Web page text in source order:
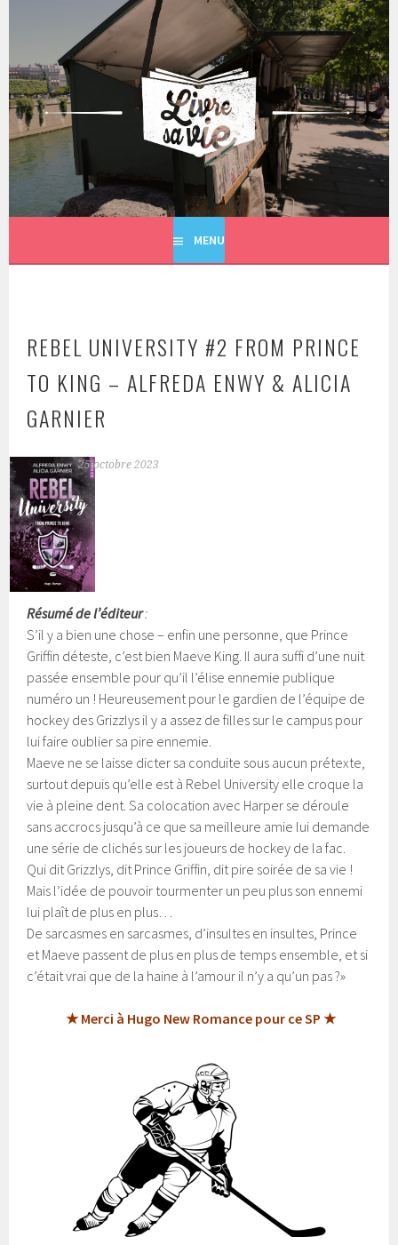
principal
LIVRE SA VIE
MENU
REBEL UNIVERSITY #2 FROM PRINCE
TO KING – ALFREDA ENWY & ALICIA
GARNIER
25 octobre 2023
Résumé de l’éditeur:
S’il y a bien une chose – enfin une personne, que Prince
Griffin déteste, c’est bien Maeve King. Il aura suffi d’une nuit
passée ensemble pour qu’il l’élise ennemie publique
numéro un ! Heureusement pour le gardien de l’équipe de
hockey des Grizzlys il y a assez de filles sur le campus pour
lui faire oublier sa pire ennemie.
Maeve ne se laisse dicter sa conduite sous aucun prétexte,
surtout depuis qu’elle est à Rebel University elle croque la
vie à pleine dent. Sa colocation avec Harper se déroule
sans accrocs jusqu’à ce que sa meilleure amie lui demande
une série de clichés sur les joueurs de hockey de la fac.
Qui dit Grizzlys, dit Prince Griffin, dit pire soirée de sa vie !
Mais l’idée de pouvoir tourmenter un peu plus son ennemi
lui plaît de plus en plus…
De sarcasmes en sarcasmes, d’insultes en insultes, Prince
et Maeve passent de plus en plus de temps ensemble, et si
c’était vrai que de la haine à l’amour il n’y a qu’un pas ?»
★ Merci à Hugo New Romance pour ce SP ★